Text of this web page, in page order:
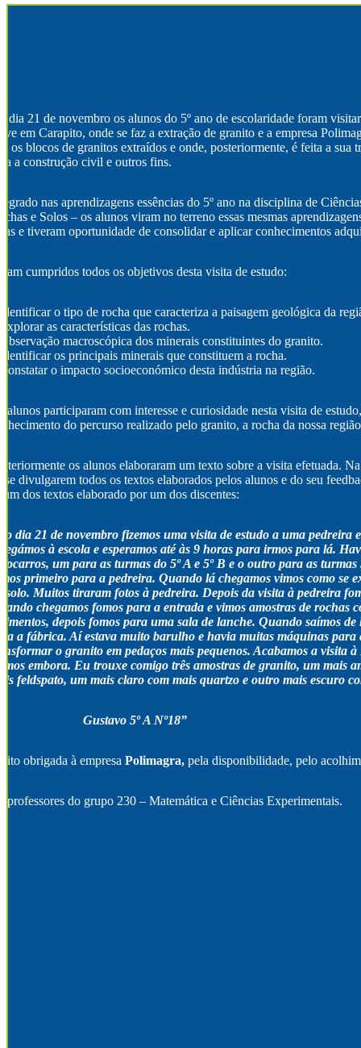
dia 21 de novembro os alunos do 5º ano de escolaridade foram
em Carapito, onde se faz a extração de granito e a empresa
os blocos de granitos extraídos e onde, posteriormente, é feita a sua
a construção civil e outros fins.
nas aprendizagens essências do 5º ano na disciplina de
e Solos – os alunos viram no terreno essas mesmas
e tiveram oportunidade de consolidar e aplicar conhecimentos
cumpridos todos os objetivos desta visita de estudo:
o tipo de rocha que caracteriza a paisagem geológica da
as características das rochas.
macroscópica dos minerais constituintes do granito.
os principais minerais que constituem a rocha.
o impacto socioeconómico desta indústria na região.
alunos participaram com interesse e curiosidade nesta visita de
do percurso realizado pelo granito, a rocha da nossa
os alunos elaboraram um texto sobre a visita efetuada.
se divulgarem todos os textos elaborados pelos alunos e do seu
um dos textos elaborado por um dos discentes:
dia 21 de novembro fizemos uma visita de estudo a uma pedreira
à escola e esperamos até às 9 horas para irmos para lá.
um para as turmas do 5º A e 5º B e o outro para as turmas
primeiro para a pedreira. Quando lá chegamos vimos como se
solo. Muitos tiraram fotos à pedreira. Depois da visita à pedreira
chegamos fomos para a entrada e vimos amostras de rochas
depois fomos para uma sala de lanche. Quando saímos
a fábrica. Aí estava muito barulho e havia muitas máquinas para
o granito em pedaços mais pequenos. Acabamos a visita
embora. Eu trouxe comigo três amostras de granito, um mais
feldspato, um mais claro com mais quartzo e outro mais escuro
5º A Nº18”
obrigada à empresa Polimagra, pela disponibilidade, pelo
professores do grupo 230 – Matemática e Ciências Experimentais.